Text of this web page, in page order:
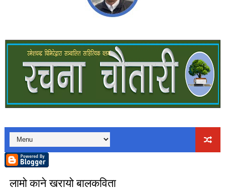
बालकविताः ठेकी
लघुकथाः अरेली काँडैले
बालकविताः बाल अधिकार
लघुकथा: दसैँको टीका
बालकविता: तीज आयो तीजमा
तीजको दर (लघुकथा)
लामो काने खरायो बालकविता